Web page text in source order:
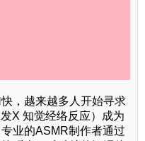
，越来越多人开始寻求
X 知觉经络反应）成为
业的ASMR制作者通过